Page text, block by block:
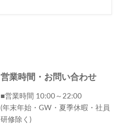
営業時間・お問い合わせ
■営業時間 10:00～22:00
(年末年始・GW・夏季休暇・社員
研修除く)